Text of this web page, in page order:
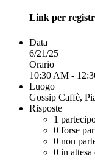
Link per
Data
6/21/25
Orario
10:30 AM -
Luogo
Gossip Caffè,
Risposte
1
0 forse
0 non
0 in attesa